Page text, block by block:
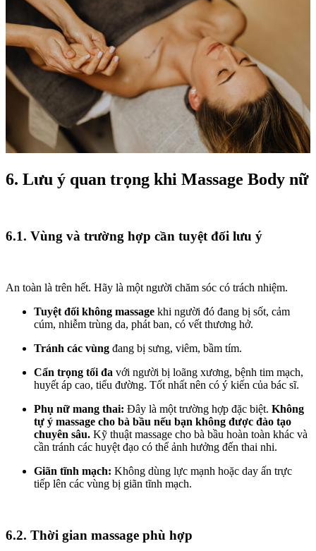
6. Lưu ý quan trọng khi Massage Body nữ
6.1. Vùng và trường hợp cần tuyệt đối lưu ý
An toàn là trên hết. Hãy là một người chăm sóc có trách nhiệm.
Tuyệt đối không massage khi người đó đang bị sốt, cảm
cúm, nhiễm trùng da, phát ban, có vết thương hở.
Tránh các vùng đang bị sưng, viêm, bầm tím.
Cẩn trọng tối đa với người bị loãng xương, bệnh tim mạch,
huyết áp cao, tiểu đường. Tốt nhất nên có ý kiến của bác sĩ.
Phụ nữ mang thai: Đây là một trường hợp đặc biệt. Không
tự ý massage cho bà bầu nếu bạn không được đào tạo
chuyên sâu. Kỹ thuật massage cho bà bầu hoàn toàn khác và
cần tránh các huyệt đạo có thể ảnh hưởng đến thai nhi.
Giãn tĩnh mạch: Không dùng lực mạnh hoặc day ấn trực
tiếp lên các vùng bị giãn tĩnh mạch.
6.2. Thời gian massage phù hợp